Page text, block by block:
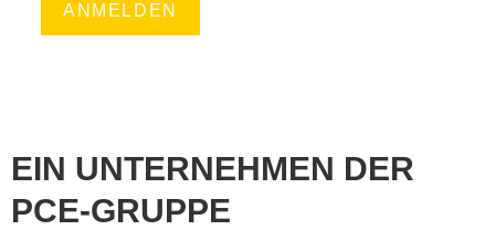
ANMELDEN
EIN UNTERNEHMEN DER
PCE-GRUPPE